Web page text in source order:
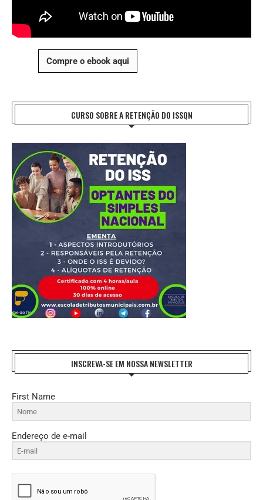
Compre o ebook aqui
CURSO SOBRE A RETENÇÃO DO ISSQN
INSCREVA-SE EM NOSSA NEWSLETTER
First Name
Endereço de e-mail